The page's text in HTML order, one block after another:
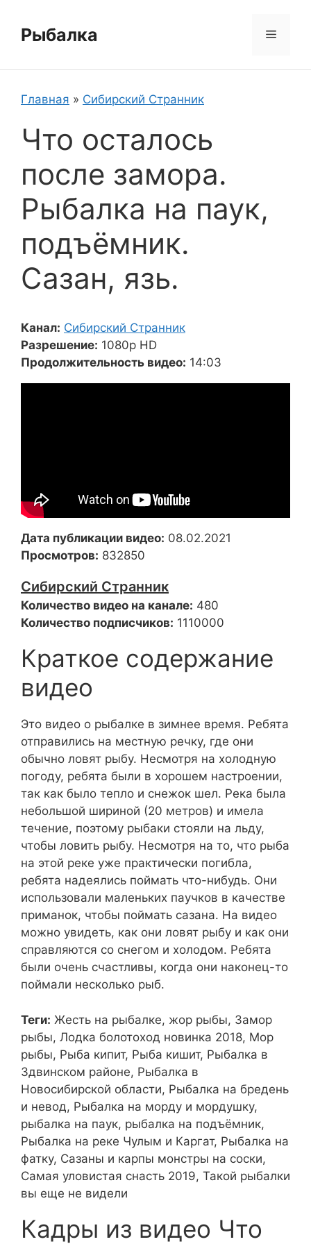
содержимому
Рыбалка Меню
Главная » Сибирский Странник
Что осталось
после замора.
Рыбалка на паук,
подъёмник.
Сазан, язь.
Канал: Сибирский Странник
Разрешение: 1080p HD
Продолжительность видео: 14:03
Дата публикации видео: 08.02.2021
Просмотров: 832850
Сибирский Странник
Количество видео на канале: 480
Количество подписчиков: 1110000
Краткое содержание
видео
Это видео о рыбалке в зимнее время. Ребята
отправились на местную речку, где они
обычно ловят рыбу. Несмотря на холодную
погоду, ребята были в хорошем настроении,
так как было тепло и снежок шел. Река была
небольшой шириной (20 метров) и имела
течение, поэтому рыбаки стояли на льду,
чтобы ловить рыбу. Несмотря на то, что рыба
на этой реке уже практически погибла,
ребята надеялись поймать что-нибудь. Они
использовали маленьких паучков в качестве
приманок, чтобы поймать сазана. На видео
можно увидеть, как они ловят рыбу и как они
справляются со снегом и холодом. Ребята
были очень счастливы, когда они наконец-то
поймали несколько рыб.
Теги: Жесть на рыбалке, жор рыбы, Замор
рыбы, Лодка болотоход новинка 2018, Мор
рыбы, Рыба кипит, Рыба кишит, Рыбалка в
Здвинском районе, Рыбалка в
Новосибирской области, Рыбалка на бредень
и невод, Рыбалка на морду и мордушку,
рыбалка на паук, рыбалка на подъёмник,
Рыбалка на реке Чулым и Каргат, Рыбалка на
фатку, Сазаны и карпы монстры на соски,
Самая уловистая снасть 2019, Такой рыбалки
вы еще не видели
Кадры из видео Что